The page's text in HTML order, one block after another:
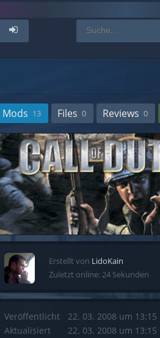
Mods 13 Files 0 Reviews 0
Erstellt von LidoKain
Zuletzt online: 24 Sekunden
Veröffentlicht
Aktualisiert
22. 03. 2008 um 13:15
22. 03. 2008 um 13:15